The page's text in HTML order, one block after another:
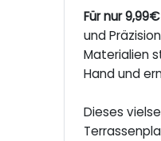
Für nur
und
Materialien
Hand und
Dieses